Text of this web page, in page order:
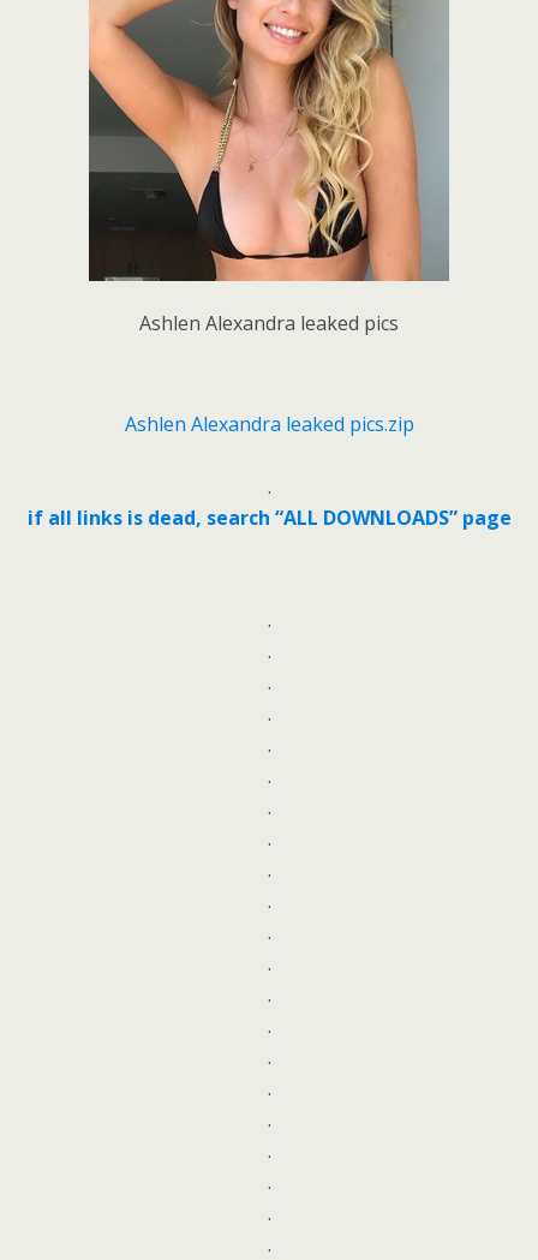
Ashlen Alexandra leaked pics
Ashlen Alexandra leaked pics.zip
.
if all links is dead, search “ALL DOWNLOADS” page
.
.
.
.
.
.
.
.
.
.
.
.
.
.
.
.
.
.
.
.
.